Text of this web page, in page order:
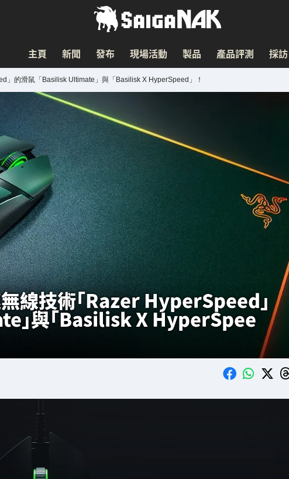
主頁 新聞 發布 現場活動 製品 產品評測 採訪
」的滑鼠「Basilisk Ultimate」與「Basilisk X HyperSpeed」！
線技術「Razer HyperSpeed」
」與「Basilisk X HyperSpee